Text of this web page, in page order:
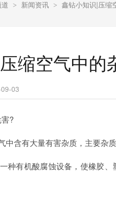
> 新闻资讯 > 鑫钻小知识|压缩
缩空气中的
03
?
中含有大量有害杂质，主要杂
种有机酸腐蚀设备，使橡胶